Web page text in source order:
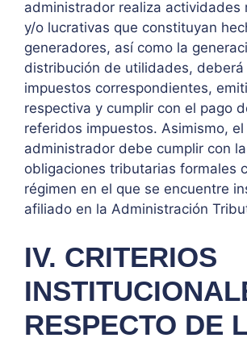
administrador realiza actividades
y/o lucrativas que constituyan
generadores, así como la
distribución de utilidades, deberá
impuestos correspondientes,
respectiva y cumplir con el pago
referidos impuestos. Asimismo, el
administrador debe cumplir con
obligaciones tributarias formales
régimen en el que se encuentre
afiliado en la Administración
IV. CRITERIOS
RESPECTO DE